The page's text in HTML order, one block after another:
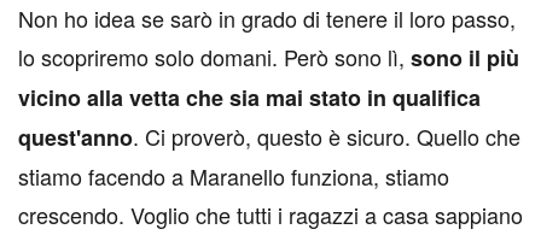
Non ho idea se sarò in grado di tenere il loro passo,
lo scopriremo solo domani. Però sono lì, sono il più
vicino alla vetta che sia mai stato in qualifica
quest'anno. Ci proverò, questo è sicuro. Quello che
stiamo facendo a Maranello funziona, stiamo
crescendo. Voglio che tutti i ragazzi a casa sappiano